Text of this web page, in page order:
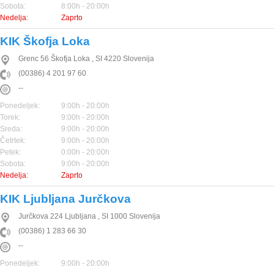
Sobota:
8:00h - 20:00h
Nedelja:
Zaprto
KIK Škofja Loka
Grenc 56 Škofja Loka , SI 4220 Slovenija
(00386) 4 201 97 60
--
Ponedeljek:
9:00h - 20:00h
Torek:
9:00h - 20:00h
Sreda:
9:00h - 20:00h
Četrtek:
9:00h - 20:00h
Petek:
0:00h - 20:00h
Sobota:
9:00h - 20:00h
Nedelja:
Zaprto
KIK Ljubljana Jurčkova
Jurčkova 224 Ljubljana , SI 1000 Slovenija
(00386) 1 283 66 30
--
Ponedeljek:
9:00h - 20:00h